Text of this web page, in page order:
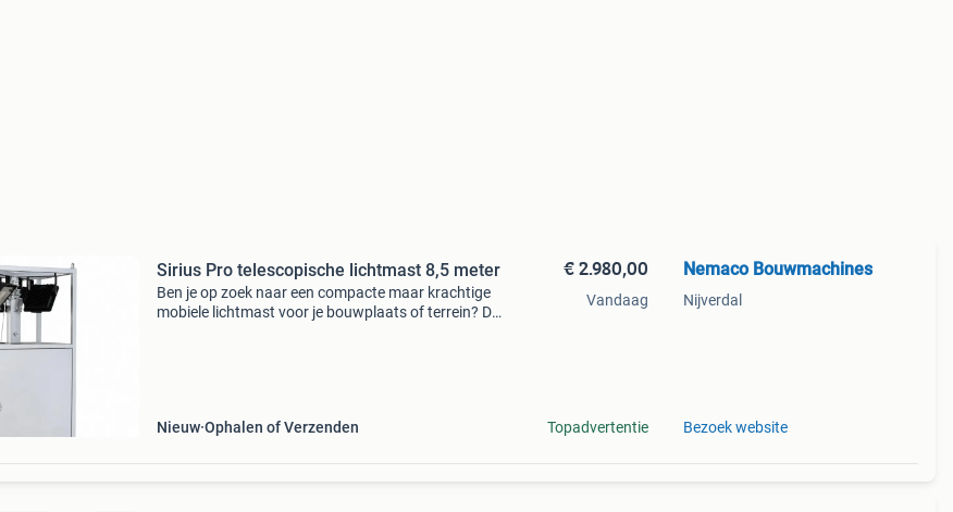
Sirius Pro telescopische lichtmast 8,5 meter
Ben je op zoek naar een compacte maar krachtige
mobiele lichtmast voor je bouwplaats of terrein? De
Nieuw Ophalen of Verzenden
€ 2.980,00
Vandaag
Topadvertentie
Nemaco Bouwmachines
Nijverdal
Bezoek website